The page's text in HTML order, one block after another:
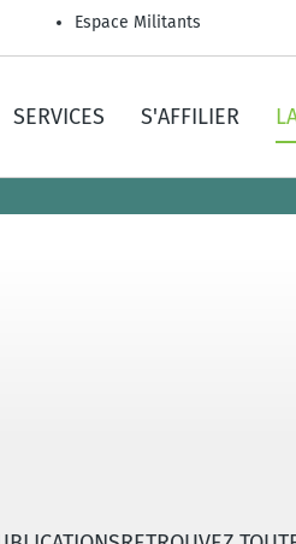
Espace Militants
SERVICES S'AFFILIER